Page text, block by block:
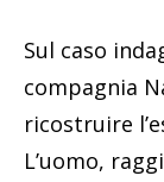
Sul caso
compagnia
ricostruire
L’uomo,